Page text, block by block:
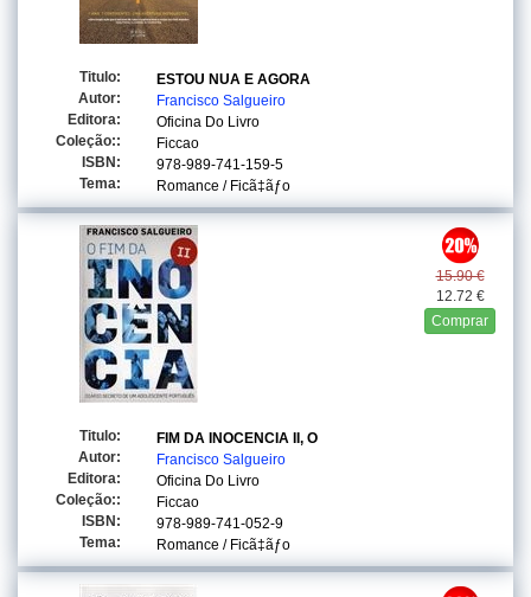
Titulo:
ESTOU NUA E AGORA
Autor:
Francisco Salgueiro
Editora:
Oficina Do Livro
Coleção::
Ficcao
ISBN:
978-989-741-159-5
Tema:
Romance / Ficã‡ãƒo
15.90 €
12.72 €
Comprar
Titulo:
FIM DA INOCENCIA II, O
Autor:
Francisco Salgueiro
Editora:
Oficina Do Livro
Coleção::
Ficcao
ISBN:
978-989-741-052-9
Tema:
Romance / Ficã‡ãƒo